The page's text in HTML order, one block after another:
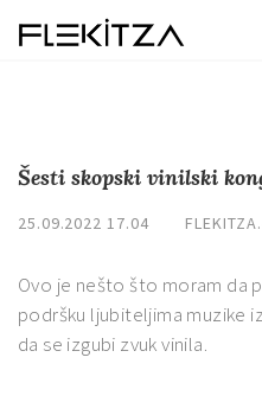
Šesti skopski vinilski
25.09.2022 17.04
Ovo je nešto što moram da
podršku ljubiteljima muzike
da se izgubi zvuk vinila.